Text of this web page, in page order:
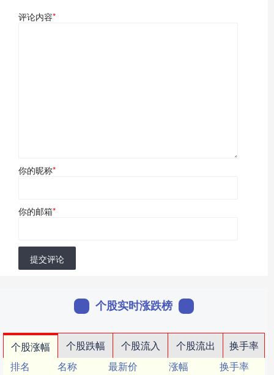
评论内容*
你的昵称*
你的邮箱*
提交评论
个股实时涨跌榜
个股涨幅 个股跌幅 个股流入 个股流出
换手率
排名
名称 最新价 涨幅
换手率